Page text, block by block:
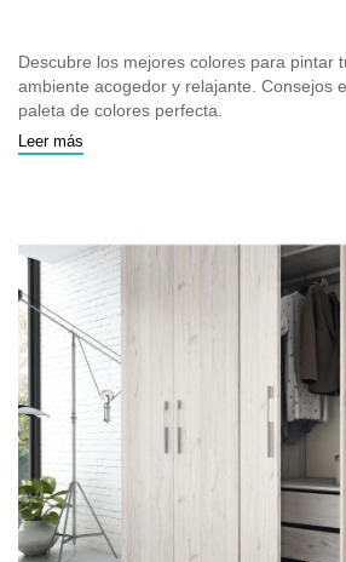
Descubre los mejores colores para pintar
ambiente acogedor y relajante. Consejos
paleta de colores perfecta.
Leer más